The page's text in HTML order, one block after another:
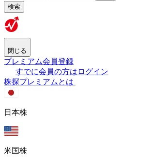
検索
閉じる
プレミアム会員登録
すでに会員の方はログイン
株探プレミアムとは
日本株
米国株